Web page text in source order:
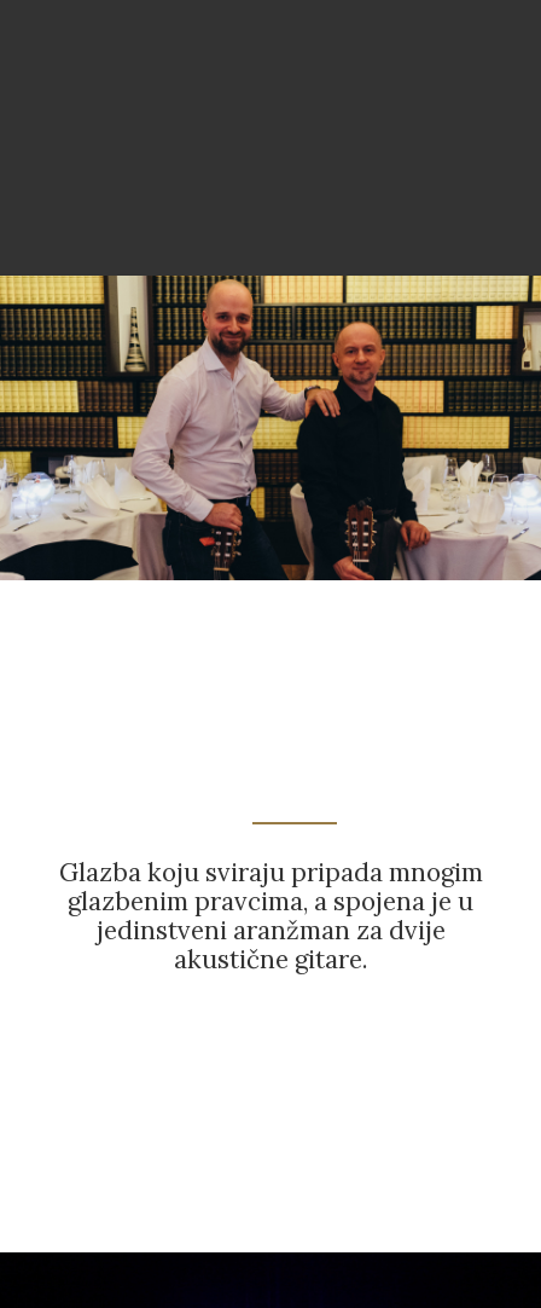
Glazba koju sviraju pripada mnogim
glazbenim pravcima, a spojena je u
jedinstveni aranžman za dvije
akustične gitare.